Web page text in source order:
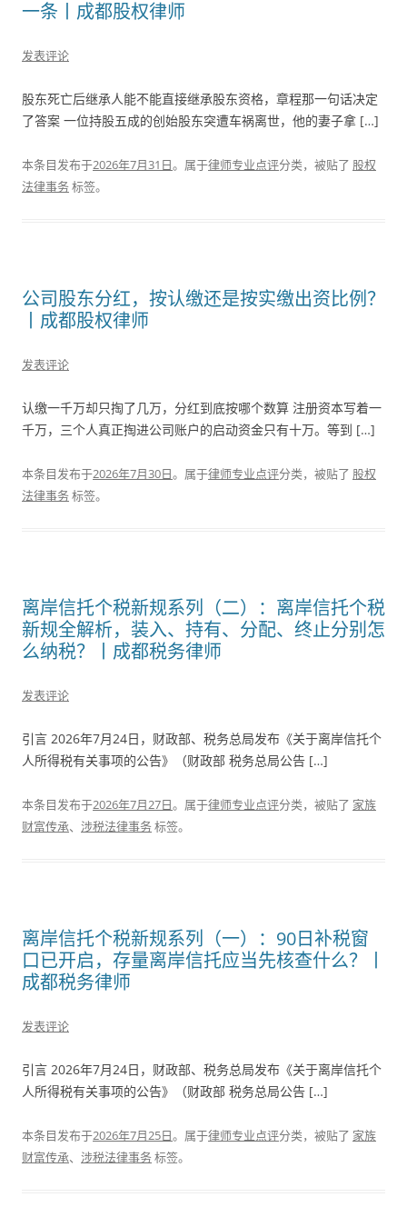
一条丨成都股权律师
发表评论
股东死亡后继承人能不能直接继承股东资格，章程那一句话决定
了答案 一位持股五成的创始股东突遭车祸离世，他的妻子拿 […]
本条目发布于2026年7月31日。属于律师专业点评分类，被贴了 股权
法律事务标签。
公司股东分红，按认缴还是按实缴出资比例？
丨成都股权律师
发表评论
认缴一千万却只掏了几万，分红到底按哪个数算 注册资本写着一
千万，三个人真正掏进公司账户的启动资金只有十万。等到 […]
本条目发布于2026年7月30日。属于律师专业点评分类，被贴了 股权
法律事务标签。
离岸信托个税新规系列（二）：离岸信托个税
新规全解析，装入、持有、分配、终止分别怎
么纳税？丨成都税务律师
发表评论
引言 2026年7月24日，财政部、税务总局发布《关于离岸信托个
人所得税有关事项的公告》（财政部 税务总局公告 […]
本条目发布于2026年7月27日。属于律师专业点评分类，被贴了 家族
财富传承、 涉税法律事务标签。
离岸信托个税新规系列（一）：90日补税窗
口已开启，存量离岸信托应当先核查什么？丨
成都税务律师
发表评论
引言 2026年7月24日，财政部、税务总局发布《关于离岸信托个
人所得税有关事项的公告》（财政部 税务总局公告 […]
本条目发布于2026年7月25日。属于律师专业点评分类，被贴了 家族
财富传承、 涉税法律事务标签。